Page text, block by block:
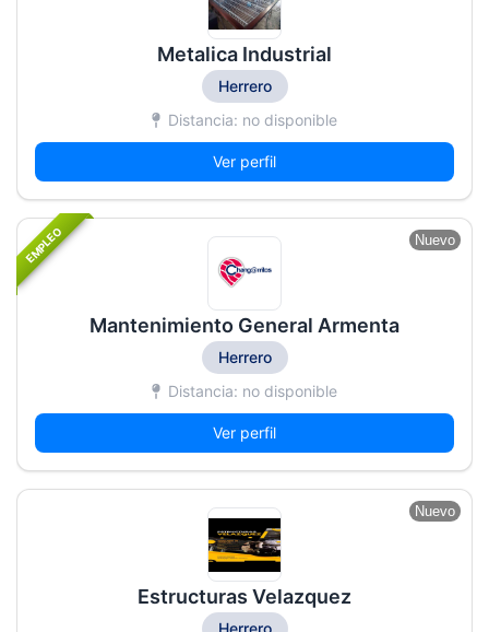
Metalica Industrial
Herrero
Distancia: no disponible
Ver perfil
EMPLEO Nuevo
Mantenimiento General Armenta
Herrero
Distancia: no disponible
Ver perfil
Nuevo
Estructuras Velazquez